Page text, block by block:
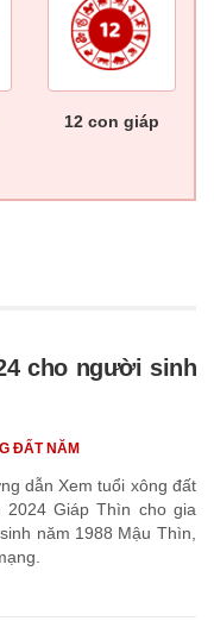
12 con giáp
cho người sinh
dẫn Xem tuổi xông đất
2024 Giáp Thìn cho gia
năm 1988 Mậu Thìn,
ĐẤT NĂM